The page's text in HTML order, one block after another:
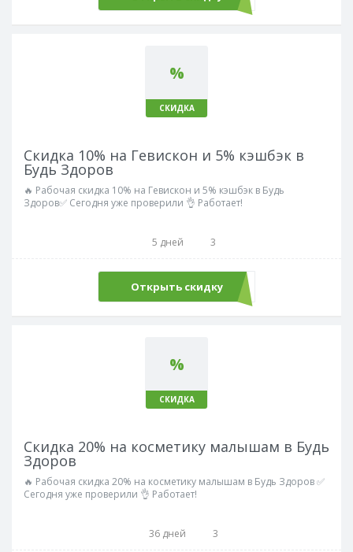
%
СКИДКА
Скидка 10% на Гевискон и 5% кэшбэк в
Будь Здоров
🔥 Рабочая скидка 10% на Гевискон и 5% кэшбэк в Будь
Здоров✅ Сегодня уже проверили 👌 Работает!
5 дней 3
Открыть скидку
%
СКИДКА
Скидка 20% на косметику малышам в Будь
Здоров
🔥 Рабочая скидка 20% на косметику малышам в Будь Здоров ✅
Сегодня уже проверили 👌 Работает!
36 дней 3